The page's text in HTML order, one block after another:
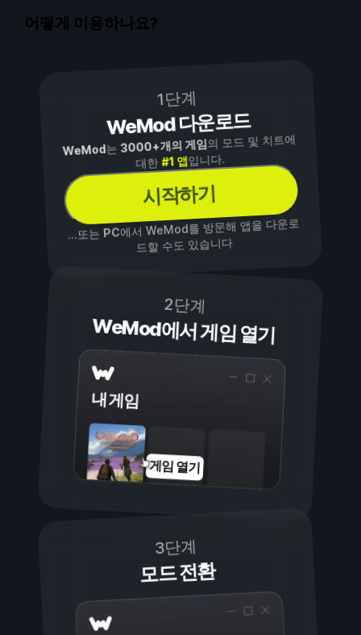
어떻게 이용하나요?
1단계
WeMod 다운로드
WeMod는3000+개의 게임의 모드 및 치트에
대한#1 앱입니다.
시작하기
...또는PC에서 WeMod를 방문해 앱을 다운로
드할 수도 있습니다
2단계
WeMod에서 게임 열기
내 게임
게임 열기
3단계
모드 전환